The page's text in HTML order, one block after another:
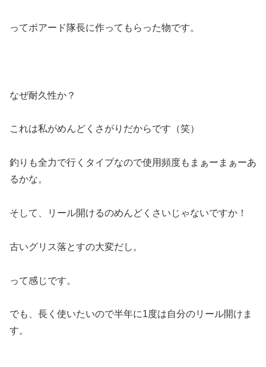
ってボアード隊長に作ってもらった物です。
なぜ耐久性か？
これは私がめんどくさがりだからです（笑）
釣りも全力で行くタイプなので使用頻度もまぁーまぁーあ
るかな。
そして、リール開けるのめんどくさいじゃないですか！
古いグリス落とすの大変だし。
って感じです。
でも、長く使いたいので半年に1度は自分のリール開けま
す。